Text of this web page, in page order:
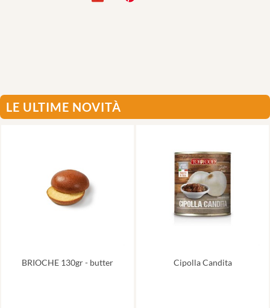
LE ULTIME NOVITÀ
BRIOCHE 130gr - butter Cipolla Candita